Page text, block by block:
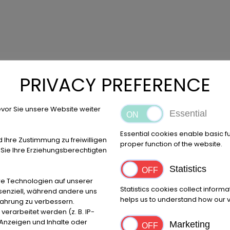
PRIVACY PREFERENCE
Sie unsere Website weiter
Ihre Zustimmung zu freiwilligen
Ihre Erziehungsberechtigten
Technologien auf unserer
während andere uns
zu verbessern.
werden (z. B. IP-
und Inhalte oder
Essential
Essential cookies enable basic
proper function of the website.
Statistics
Statistics cookies collect
helps us to understand how our
Marketing